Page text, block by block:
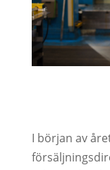
I början av